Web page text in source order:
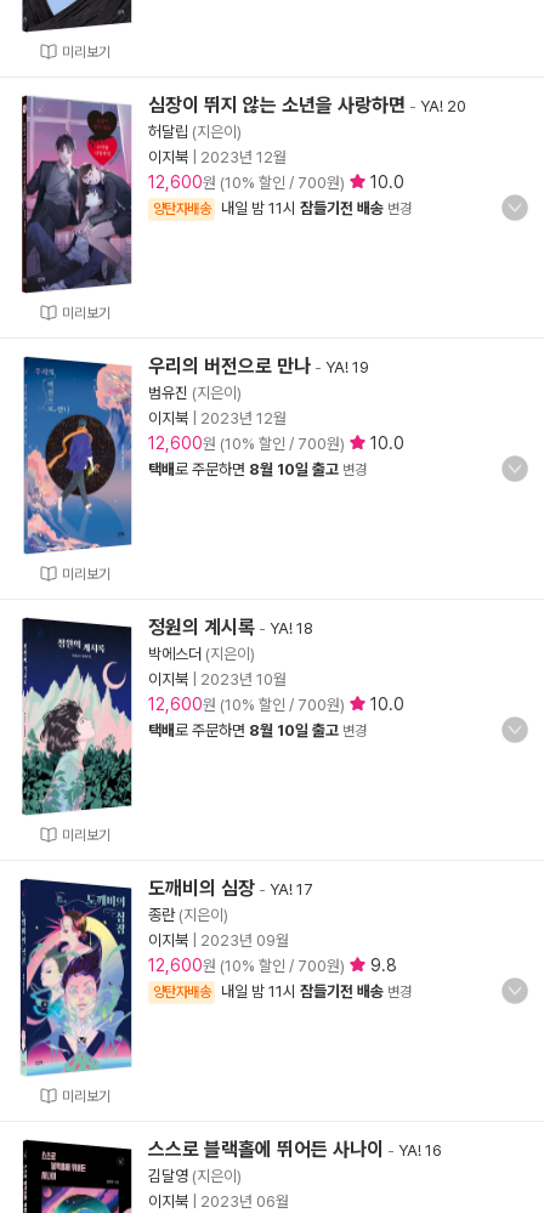
미리보기
미리보기
심장이 뛰지 않는 소년을 사랑하면 - YA! 20
허달립 (지은이)
이지북
2023년 12월
12,600원 (10% 할인 / 700원) 10.0
양탄자배송 내일 밤 11시 잠들기전 배송 변경
미리보기
우리의 버전으로 만나 - YA! 19
범유진 (지은이)
이지북
2023년 12월
12,600원 (10% 할인 / 700원) 10.0
택배로 주문하면 8월 10일 출고 변경
미리보기
정원의 계시록 - YA! 18
박에스더 (지은이)
이지북
2023년 10월
12,600원 (10% 할인 / 700원) 10.0
택배로 주문하면 8월 10일 출고 변경
미리보기
도깨비의 심장 - YA! 17
종란(지은이)
이지북
2023년 09월
12,600원 (10% 할인 / 700원) 9.8
양탄자배송 내일 밤 11시 잠들기전 배송 변경
스스로 블랙홀에 뛰어든 사나이 - YA! 16
김달영 (지은이)
이지북
2023년 06월